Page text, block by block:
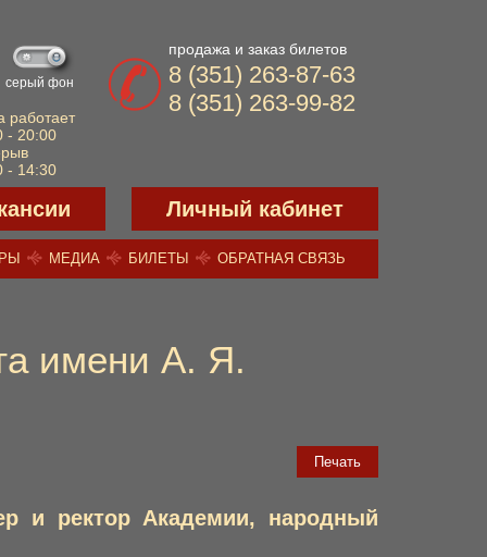
серый фон
работает
- 20:00
- 14:30
продажа и заказ билетов
8 (351) 263-87-63
8 (351) 263-99-82
Личный кабинет
МЕДИА БИЛЕТЫ ОБРАТНАЯ СВЯЗЬ
имени А. Я.
Печать
и ректор Академии, народный